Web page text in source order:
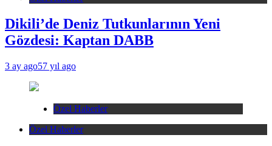
Dikili’de Deniz Tutkunlarının Yeni
Gözdesi: Kaptan DABB
3 ay ago57 yıl ago
Özel Haberler
Özel Haberler